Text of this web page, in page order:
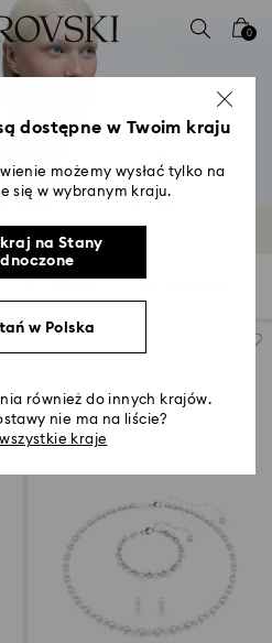
0
dostępne w Twoim kraju
możemy wysłać tylko na
się w wybranym kraju.
na Stany
w Polska
również do innych krajów.
nie ma na liście?
kraje